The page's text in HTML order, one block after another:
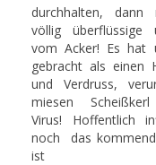
durchhalten,
völlig überflüssige
vom Acker! Es hat
gebracht als einen
und Verdruss,
miesen
Virus! Hoffentlich
noch das
ist